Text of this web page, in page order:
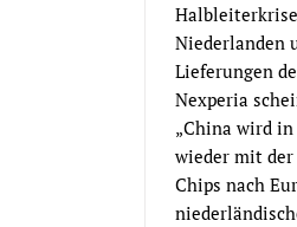
Niederlanden
Lieferungen
Nexperia
„China wird
wieder mit
Chips nach